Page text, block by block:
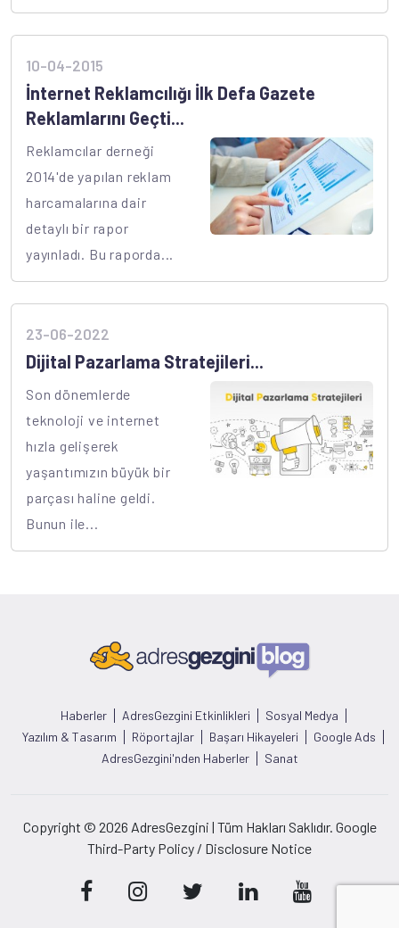
10-04-2015
İnternet Reklamcılığı İlk Defa Gazete
Reklamlarını Geçti...
Reklamcılar derneği
2014'de yapılan reklam
harcamalarına dair
detaylı bir rapor
yayınladı. Bu raporda...
23-06-2022
Dijital Pazarlama Stratejileri...
Son dönemlerde
teknoloji ve internet
hızla gelişerek
yaşantımızın büyük bir
parçası haline geldi.
Bunun ile...
Haberler AdresGezgini Etkinlikleri
Sosyal Medya
Yazılım & Tasarım
Röportajlar Başarı Hikayeleri
Google Ads
AdresGezgini'nden Haberler
Sanat
Copyright © 2026 AdresGezgini | Tüm Hakları Saklıdır. Google
Third-Party Policy / Disclosure Notice